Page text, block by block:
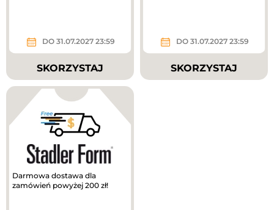
DO 31.07.2027 23:59
SKORZYSTAJ
DO 31.07.2027 23:59
SKORZYSTAJ
Darmowa dostawa dla
zamówień powyżej 200 zł!